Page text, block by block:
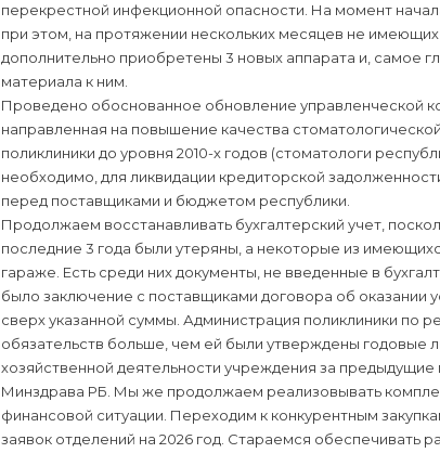
перекрестной инфекционной опасности. На момент
при этом, на протяжении нескольких месяцев не
дополнительно приобретены 3 новых аппарата и, самое
материала к ним.
Проведено обоснованное обновление управленческой
направленная на повышение качества
поликлиники до уровня 2010-х годов (стоматологи
необходимо, для ликвидации кредиторской
перед поставщиками и бюджетом республики.
Продолжаем восстанавливать бухгалтерский учет,
последние 3 года были утеряны, а некоторые из
гараже. Есть среди них документы, не введенные в
было заключение с поставщиками договора об оказании
сверх указанной суммы. Администрация поликлиники по
обязательств больше, чем ей были утверждены
хозяйственной деятельности учреждения за
Минздрава РБ. Мы же продолжаем реализовывать
финансовой ситуации. Переходим к конкурентным
заявок отделений на 2026 год. Стараемся